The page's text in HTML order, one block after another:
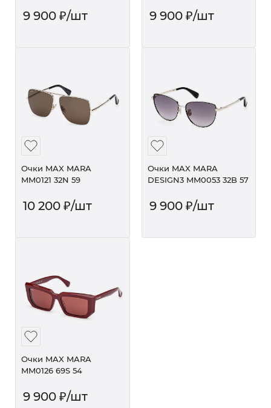
9 900 ₽/шт 9 900₽/шт
Очки MAX MARA
MM0121 32N 59
10 200 ₽/шт
Очки MAX MARA
DESIGN3 MM0053 32B 57
9 900₽/шт
Очки MAX MARA
MM0126 69S 54
9 900 ₽/шт